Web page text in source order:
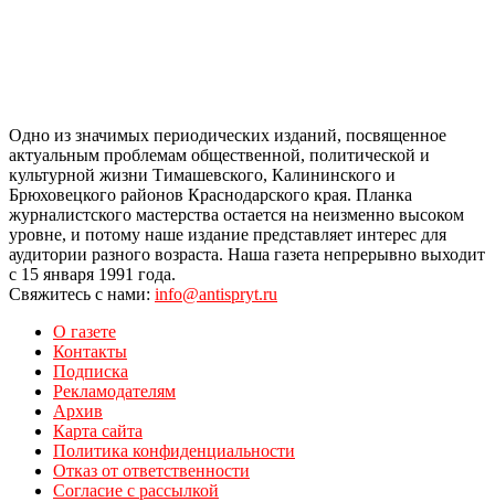
Одно из значимых периодических изданий, посвященное
актуальным проблемам общественной, политической и
культурной жизни Тимашевского, Калининского и
Брюховецкого районов Краснодарского края. Планка
журналистского мастерства остается на неизменно высоком
уровне, и потому наше издание представляет интерес для
аудитории разного возраста. Наша газета непрерывно выходит
с 15 января 1991 года.
Свяжитесь с нами: info@antispryt.ru
О газете
Контакты
Подписка
Рекламодателям
Архив
Карта сайта
Политика конфиденциальности
Отказ от ответственности
Согласие с рассылкой